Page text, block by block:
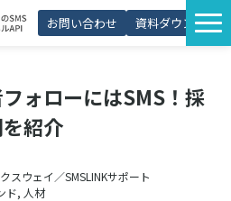
お問い合わせ 資料ダウンロード
れる理由
ン・価格
導入事例
ォローにはSMS！採
紹介
スウェイ／SMSLINKサポート
ド 人材